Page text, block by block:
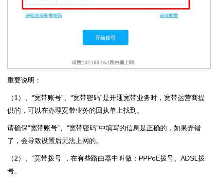
重要说明：
（1）、“宽带账号”、“宽带密码”是开通宽带业务时，宽带运营商提
供的，可以在办理宽带业务的回执单上找到。
请确保“宽带账号”、“宽带密码”中填写的信息是正确的，如果弄错
了，会导致设置后无法上网的。
（2）、“宽带拨号”，在有些路由器中叫做：PPPoE拨号、ADSL拨
号。